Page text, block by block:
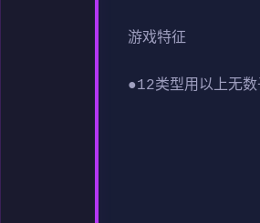
游戏特征
●12类型用以上无数